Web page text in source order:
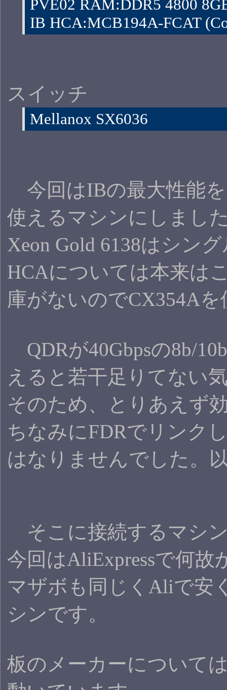
PVE02 RAM:DDR5 4800
IB HCA:MCB194A-FCAT
スイッチ
Mellanox SX6036
今回はIBの最大性能
使えるマシンにしまし
Xeon Gold 6138はシン
HCAについては本来は
庫がないのでCX354A
QDRが40Gbpsの8b/
えると若干足りてない
そのため、とりあえず
ちなみにFDRでリンク
はなりませんでした。
そこに接続するマシ
今回はAliExpressで何
マザボも同じくAliで安
シンです。
板のメーカーについて